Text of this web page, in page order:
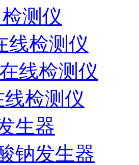
测仪
线检测仪
线检测仪
线检测仪
生器
钠发生器